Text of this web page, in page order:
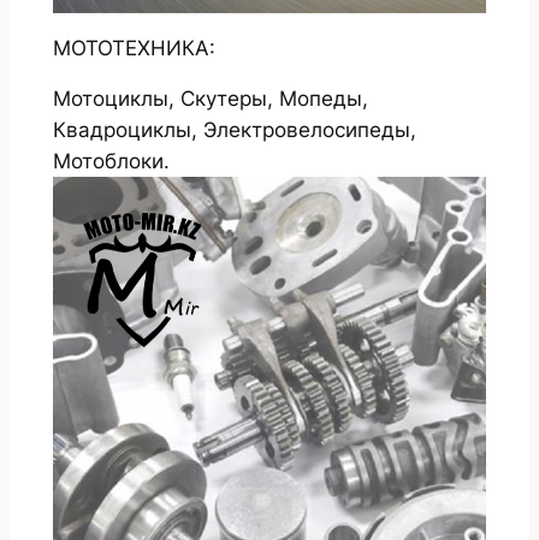
МОТОТЕХНИКА:
Мотоциклы, Скутеры, Мопеды,
Квадроциклы, Электровелосипеды,
Мотоблоки.